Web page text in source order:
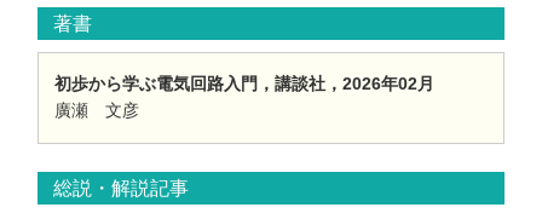
著書
初歩から学ぶ電気回路入門，講談社，2026年02月
廣瀬 文彦
総説・解説記事